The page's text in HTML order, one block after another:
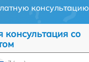
консультацию
консультация со